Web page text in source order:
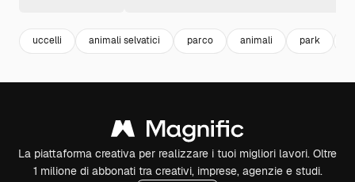
uccelli animali selvatici parco animali park
La piattaforma creativa per realizzare i tuoi migliori lavori. Oltre
1 milione di abbonati tra creativi, imprese, agenzie e studi.